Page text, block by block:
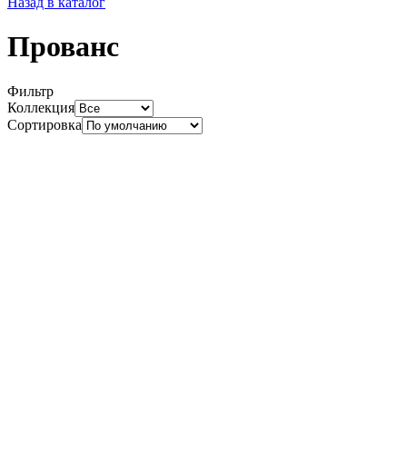
Прованс
Фильтр
Коллекция
Сортировка